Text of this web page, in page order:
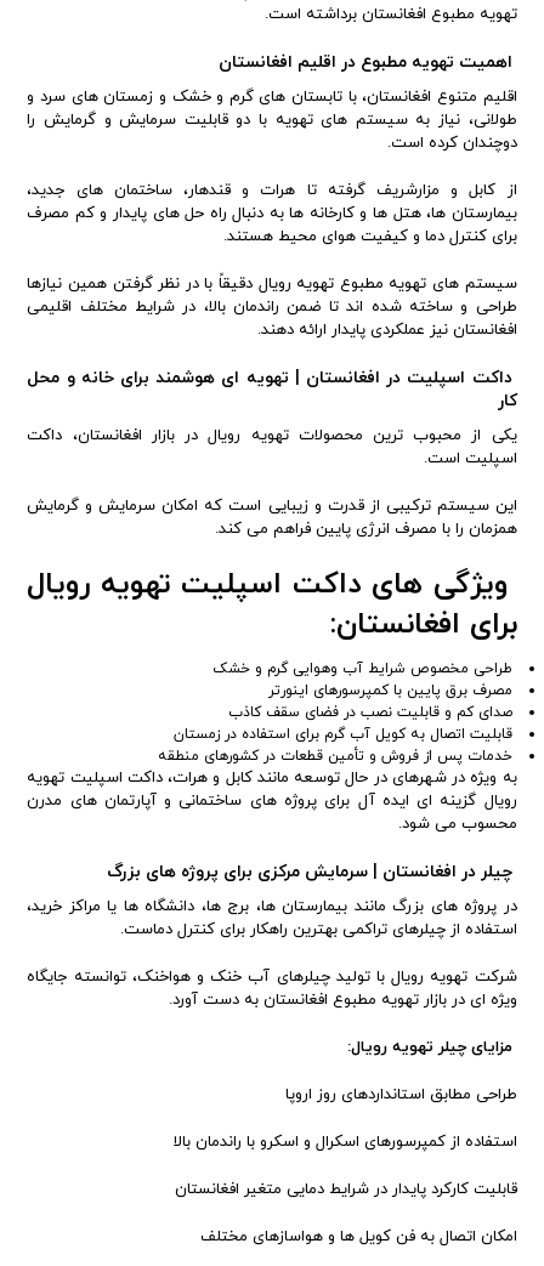
تهویه مطبوع افغانستان برداشته است.
اهمیت تهویه مطبوع در اقلیم افغانستان
اقلیم متنوع افغانستان، با تابستان های گرم و خشک و زمستان های سرد و
طولانی، نیاز به سیستم های تهویه با دو قابلیت سرمایش و گرمایش را
دوچندان کرده است.
از کابل و مزارشریف گرفته تا هرات و قندهار، ساختمان های جدید،
بیمارستان ها، هتل ها و کارخانه ها به دنبال راه حل های پایدار و کم مصرف
برای کنترل دما و کیفیت هوای محیط هستند.
سیستم های تهویه مطبوع تهویه رویال دقیقاً با در نظر گرفتن همین نیازها
طراحی و ساخته شده اند تا ضمن راندمان بالا، در شرایط مختلف اقلیمی
افغانستان نیز عملکردی پایدار ارائه دهند.
داکت اسپلیت در افغانستان | تهویه ای هوشمند برای خانه و محل
کار
یکی از محبوب ترین محصولات تهویه رویال در بازار افغانستان، داکت
اسپلیت است.
این سیستم ترکیبی از قدرت و زیبایی است که امکان سرمایش و گرمایش
همزمان را با مصرف انرژی پایین فراهم می کند.
ویژگی های داکت اسپلیت تهویه رویال
برای افغانستان:
طراحی مخصوص شرایط آب وهوایی گرم و خشک
مصرف برق پایین با کمپرسورهای اینورتر
صدای کم و قابلیت نصب در فضای سقف کاذب
قابلیت اتصال به کویل آب گرم برای استفاده در زمستان
خدمات پس از فروش و تأمین قطعات در کشورهای منطقه
به ویژه در شهرهای در حال توسعه مانند کابل و هرات، داکت اسپلیت تهویه
رویال گزینه ای ایده آل برای پروژه های ساختمانی و آپارتمان های مدرن
محسوب می شود.
چیلر در افغانستان | سرمایش مرکزی برای پروژه های بزرگ
در پروژه های بزرگ مانند بیمارستان ها، برج ها، دانشگاه ها یا مراکز خرید،
استفاده از چیلرهای تراکمی بهترین راهکار برای کنترل دماست.
شرکت تهویه رویال با تولید چیلرهای آب خنک و هواخنک، توانسته جایگاه
ویژه ای در بازار تهویه مطبوع افغانستان به دست آورد.
مزایای چیلر تهویه رویال:
طراحی مطابق استانداردهای روز اروپا
استفاده از کمپرسورهای اسکرال و اسکرو با راندمان بالا
قابلیت کارکرد پایدار در شرایط دمایی متغیر افغانستان
امکان اتصال به فن کویل ها و هواسازهای مختلف